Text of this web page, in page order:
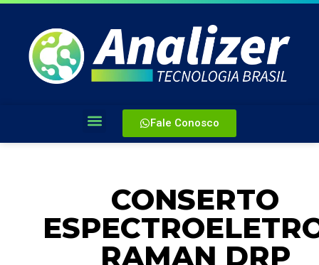
Fale Conosco
CONSERTO
RAMAN DRP